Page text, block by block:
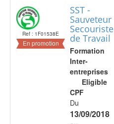
Ref : 1F01538E
En promotion
SST -
Sauveteur
Secouriste
de Travail
Formation
Inter-
entreprises
Eligible
CPF
Du
13/09/2018